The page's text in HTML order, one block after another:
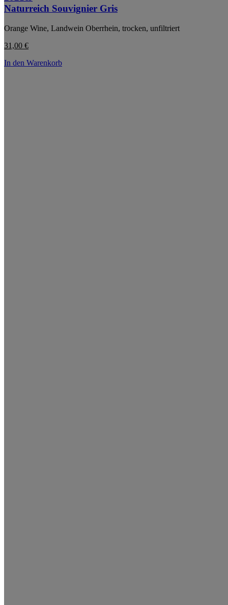
Naturreich Souvignier Gris
Orange Wine, Landwein Oberrhein, trocken, unfiltriert
31,00 €
In den Warenkorb